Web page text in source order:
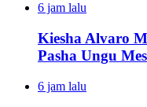
6 jam lalu
Kiesha Alvaro
Pasha Ungu
6 jam lalu